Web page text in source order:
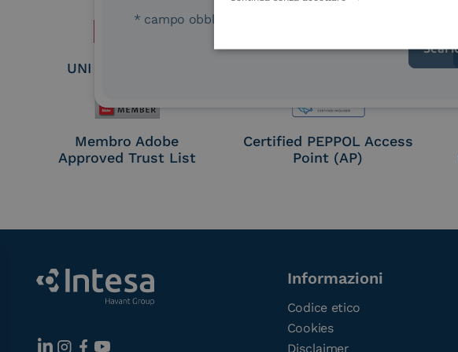
UNI EN ISO 37001
Membro Adobe
Approved Trust List
Certified PEPPOL Access
Point (AP)
* campo obbligatorio
Informazioni
Codice etico
Cookies
Disclaimer